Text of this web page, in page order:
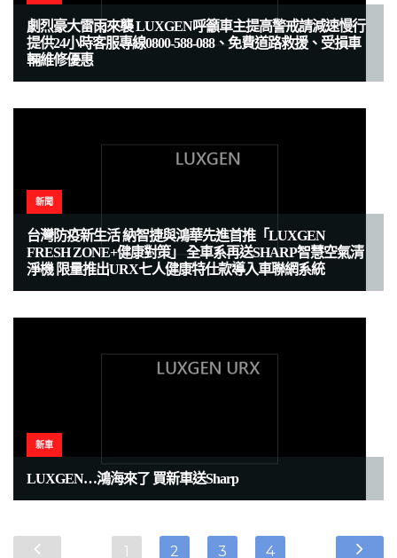
劇烈豪大雷雨來襲 LUXGEN呼籲車主提高警戒請減速慢行
提供24小時客服專線0800-588-088、免費道路救援、受損車
輛維修優惠
新聞
台灣防疫新生活 納智捷與鴻華先進首推「LUXGEN
FRESH ZONE+健康對策」 全車系再送SHARP智慧空氣清
淨機 限量推出URX七人健康特仕款導入車聯網系統
新車
LUXGEN…鴻海來了 買新車送Sharp
1 2 3 4